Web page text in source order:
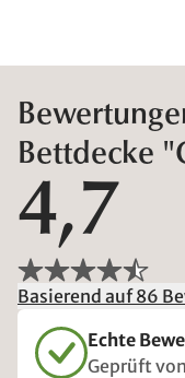
Bettdecke
4,7
Basierend auf 86
Echte
Geprüft